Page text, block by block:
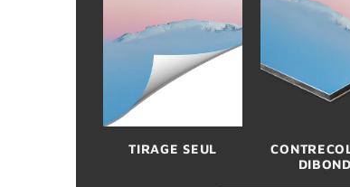
TIRAGE SEUL
DIBOND